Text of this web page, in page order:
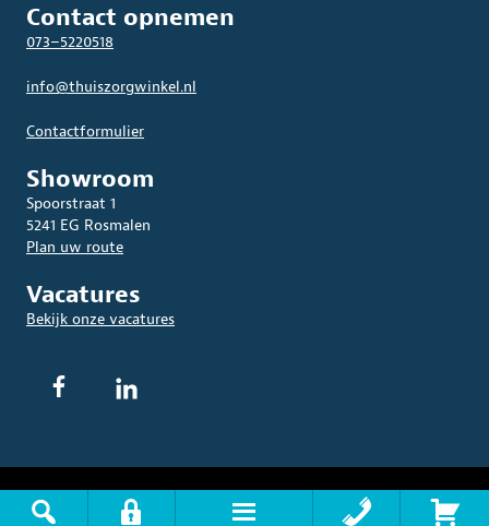
Contact opnemen
073–5220518
info@thuiszorgwinkel.nl
Contactformulier
Showroom
Spoorstraat 1
5241 EG Rosmalen
Plan uw route
Vacatures
Bekijk onze vacatures
© 2026 THUISZORGWINKEL.NL. Alle rechten voorbehouden.
Algemene
Voorwaarden
Privacyverklaring |Disclaimer |Sitemap